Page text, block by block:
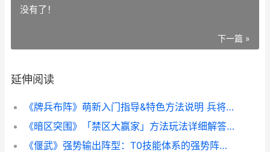
没有了！
下一篇 »
延伸阅读
《牌兵布阵》萌新入门指导&特色方法说明 兵将卡牌系统最新章节
《暗区突围》「禁区大赢家」方法玩法详细解答 暗区突围最新
《偃武》强势输出阵型：T0技能体系的强势阵型 cen偃